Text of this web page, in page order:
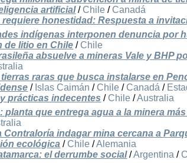
artificial/ Chile / Canadá
honestidad: Respuesta a
indígenas interponen denuncia por
de litio en Chile / Chile
absuelve a mineras Vale y BHP
tierras raras que busca instalarse en
/ Islas Caimán / Chile / Canadá /
prácticas indecentes / Chile /Australia
planta que entrega agua a la minera
Contraloría indagar mina cercana a
ecológica / Chile /Alemania
el derrumbe social/Argentina /